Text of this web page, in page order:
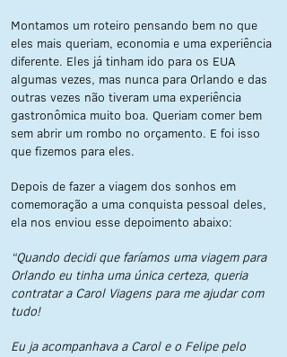
Montamos um roteiro pensando bem no que
eles mais queriam, economia e uma experiência
diferente. Eles já tinham ido para os EUA
algumas vezes, mas nunca para Orlando e das
outras vezes não tiveram uma experiência
gastronômica muito boa. Queriam comer bem
sem abrir um rombo no orçamento. E foi isso
que fizemos para eles.
Depois de fazer a viagem dos sonhos em
comemoração a uma conquista pessoal deles,
ela nos enviou esse depoimento abaixo:
“Quando decidi que faríamos uma viagem para
Orlando eu tinha uma única certeza, queria
contratar a Carol Viagens para me ajudar com
tudo!
Eu ja acompanhava a Carol e o Felipe pelo